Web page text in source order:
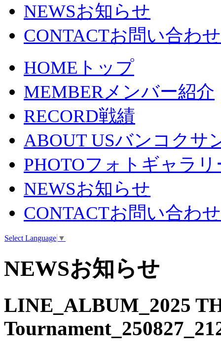
NEWSお知らせ
CONTACTお問い合わせ
HOME トップ
MEMBERメンバー紹介
RECORD戦績
ABOUT USバンコクサ
PHOTOフォトギャラリ
NEWSお知らせ
CONTACTお問い合わせ
Select Language ▼
NEWSお知らせ
LINE_ALBUM_2025